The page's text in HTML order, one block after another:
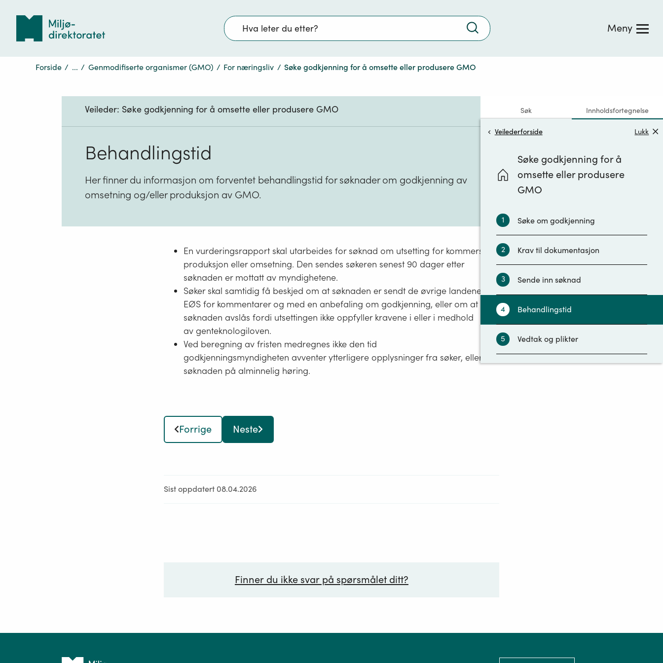
Søk
Trykk
søke
Meny
Forside / ... / Genmodifiserte organismer (GMO) / For næringsliv / Søke godkjenning for å omsette eller produsere GMO
Søk Innholdsfortegnelse
Veilederforside Lukk
Søke godkjenning for å
omsette eller produsere
GMO
1 Søke om godkjenning
2 Krav til dokumentasjon
3 Sende inn søknad
4 Behandlingstid
5 Vedtak og plikter
Veileder: Søke godkjenning for å omsette eller produsere GMO
Behandlingstid
Her finner du informasjon om forventet behandlingstid for søknader om godkjenning av
omsetning og/eller produksjon av GMO.
En vurderingsrapport skal utarbeides for søknad om utsetting for kommersiell
produksjon eller omsetning. Den sendes søkeren senest 90 dager etter
søknaden er mottatt av myndighetene.
Søker skal samtidig få beskjed om at søknaden er sendt de øvrige landene i
EØS for kommentarer og med en anbefaling om godkjenning, eller om at
søknaden avslås fordi utsettingen ikke oppfyller kravene i eller i medhold
av genteknologiloven.
Ved beregning av fristen medregnes ikke den tid
godkjenningsmyndigheten avventer ytterligere opplysninger fra søker, eller har
søknaden på alminnelig høring.
Forrige Neste
Sist oppdatert 08.04.2026
Finner du ikke svar på spørsmålet ditt?